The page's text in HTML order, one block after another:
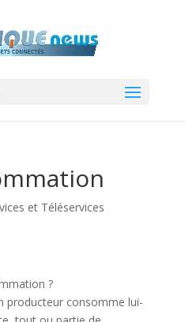
et Téléservices
?
producteur consomme lui-